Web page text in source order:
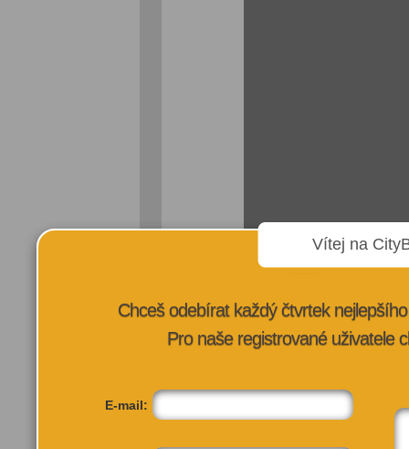
VÍCE
Vítej na
Chceš odebírat každý čtvrtek
Pro naše registrované uživatele
E-mail: